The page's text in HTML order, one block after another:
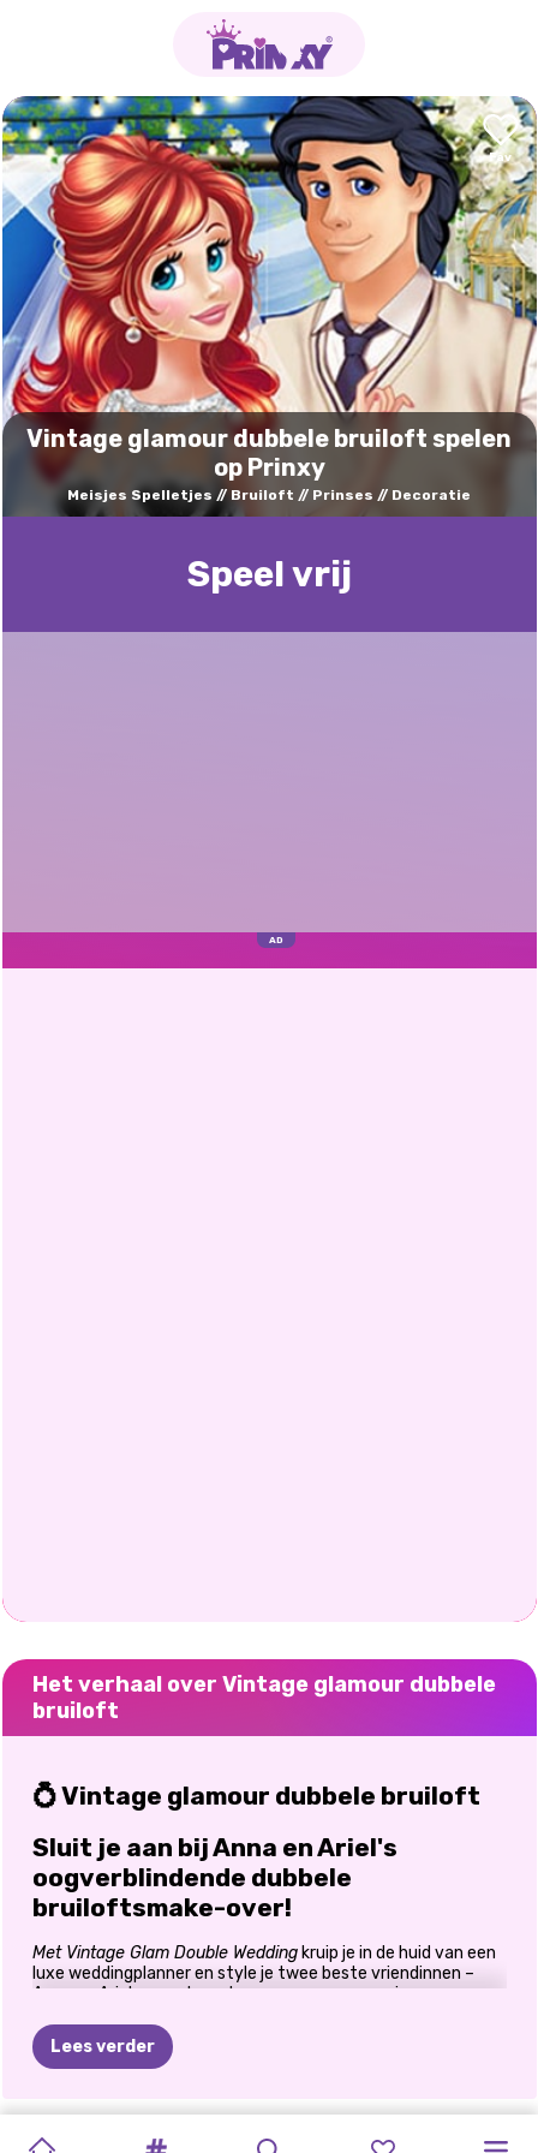
Vintage glamour dubbele bruiloft spelen
op Prinxy
Meisjes Spelletjes Bruiloft Prinses Decoratie
Speel vrij
Het verhaal over Vintage glamour dubbele
bruiloft
💍 Vintage glamour dubbele bruiloft
Sluit je aan bij Anna en Ariel's
oogverblindende dubbele
bruiloftsmake-over!
Met Vintage Glam Double Weddingkruip je in de huid van een
luxe weddingplanner en style je twee beste vriendinnen –
Anna en Ariel – voor hun glamoureuze ceremonie aan zee.
Disneyprinsessen stralen op hun grote dag!
👗 Verkleedplezier voor twee
Vintage trouwjurkenin pasteltinten, pailletten en
art-decostijlen geïnspireerd op
The Great Gatsby
Lees verder
MIJN
BRIDEZILLA KAPSALON
ELLIE EN BFFS